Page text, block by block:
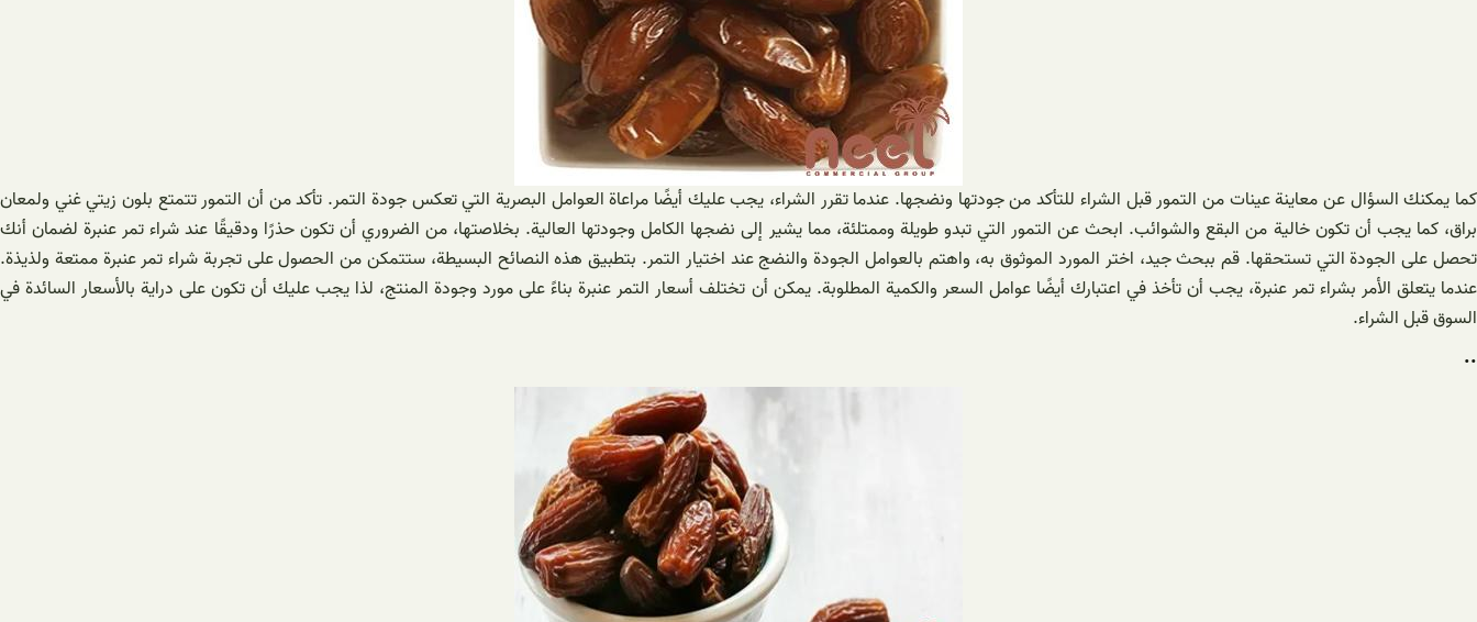
كما يمكنك السؤال عن معاينة عينات من التمور قبل الشراء للتأكد من جودتها ونضجها. عندما تقرر الشراء، يجب عليك أيضًا مراعاة العوامل البصرية التي تعكس جودة التمر. تأكد من أن التمور تتمتع بلون زيتي غني ولمعان
براق، كما يجب أن تكون خالية من البقع والشوائب. ابحث عن التمور التي تبدو طويلة وممتلئة، مما يشير إلى نضجها الكامل وجودتها العالية. بخلاصتها، من الضروري أن تكون حذرًا ودقيقًا عند شراء تمر عنبرة لضمان أنك
تحصل على الجودة التي تستحقها. قم ببحث جيد، اختر المورد الموثوق به، واهتم بالعوامل الجودة والنضج عند اختيار التمر. بتطبيق هذه النصائح البسيطة، ستتمكن من الحصول على تجربة شراء تمر عنبرة ممتعة ولذيذة.
عندما يتعلق الأمر بشراء تمر عنبرة، يجب أن تأخذ في اعتبارك أيضًا عوامل السعر والكمية المطلوبة. يمكن أن تختلف أسعار التمر عنبرة بناءً على مورد وجودة المنتج، لذا يجب عليك أن تكون على دراية بالأسعار السائدة في
السوق قبل الشراء.
..